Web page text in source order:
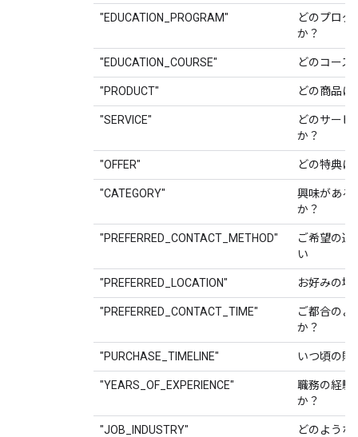
"EDUCATION_PROGRAM"
どのプログ
か？
"EDUCATION_COURSE" どのコース
"PRODUCT" どの商品に
"SERVICE"
どのサービ
か？
"OFFER" どの特典に
"CATEGORY"
興味がある
か？
"PREFERRED_CONTACT_METHOD"
ご希望の連
い
"PREFERRED_LOCATION" お好みの場
"PREFERRED_CONTACT_TIME"
ご都合のよ
か？
"PURCHASE_TIMELINE" いつ頃の購
"YEARS_OF_EXPERIENCE"
職務の経験
か？
"JOB_INDUSTRY" どのような